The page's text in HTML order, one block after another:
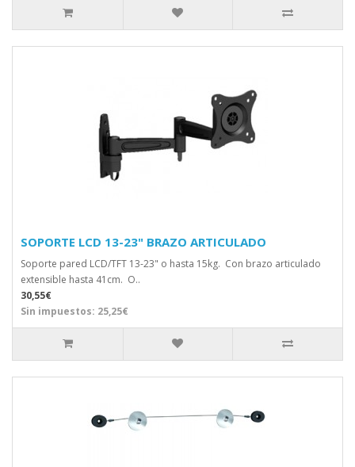
SOPORTE LCD 13-23" BRAZO ARTICULADO
Soporte pared LCD/TFT 13-23" o hasta 15kg. Con brazo articulado
extensible hasta 41cm. O..
30,55€
Sin impuestos: 25,25€